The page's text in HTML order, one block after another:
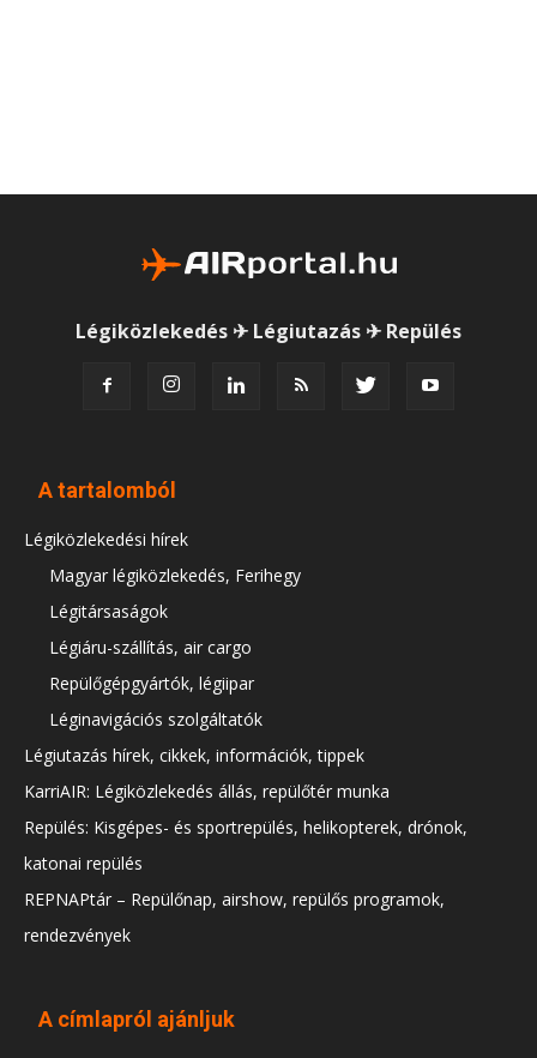
Légiközlekedés ✈ Légiutazás ✈ Repülés
A tartalomból
Légiközlekedési hírek
Magyar légiközlekedés, Ferihegy
Légitársaságok
Légiáru-szállítás, air cargo
Repülőgépgyártók, légiipar
Léginavigációs szolgáltatók
Légiutazás hírek, cikkek, információk, tippek
KarriAIR: Légiközlekedés állás, repülőtér munka
Repülés: Kisgépes- és sportrepülés, helikopterek, drónok,
katonai repülés
REPNAPtár – Repülőnap, airshow, repülős programok,
rendezvények
A címlapról ajánljuk